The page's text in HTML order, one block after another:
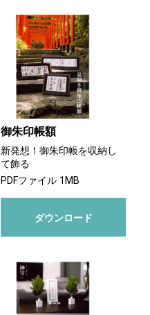
御朱印帳額
新発想！御朱印帳を収納し
て飾る
PDFファイル 1MB
ダウンロード